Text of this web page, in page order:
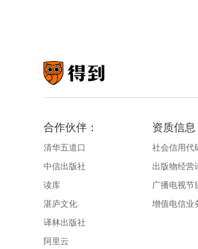
合作伙伴：
清华五道口
中信出版社
读库
湛庐文化
译林出版社
阿里云
资质信息
社会信用
出版物经营
广播电视
增值电信业